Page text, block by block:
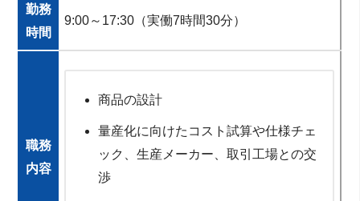
勤務
時間
9:00～17:30（実働7時間30分）
職務
内容
商品の設計
量産化に向けたコスト試算や仕様チェ
ック、生産メーカー、取引工場との交
渉